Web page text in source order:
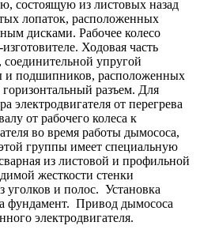
состоящую из листовых назад
лопаток, расположенных
дисками. Рабочее колесо
Ходовая часть
соединительной упругой
и подшипников, расположенных
разъем. Для
электродвигателя от перегрева
от рабочего колеса к
во время работы дымососа,
группы имеет специальную
из листовой и профильной
жесткости стенки
уголков и полос. Установка
фундамент. Привод дымососа
электродвигателя.